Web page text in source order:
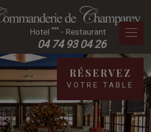
Hotel *** - Restaurant
04 74 93 04 26
RÉSERVEZ
VOTRE TABLE